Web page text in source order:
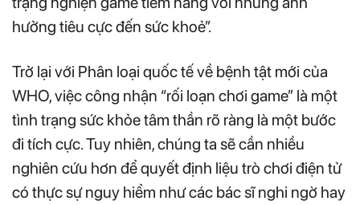
hưởng tiêu cực đến sức khoẻ”.
Trở lại với Phân loại quốc tế về bệnh tật mới của
WHO, việc công nhận “rối loạn chơi game” là một
tình trạng sức khỏe tâm thần rõ ràng là một bước
đi tích cực. Tuy nhiên, chúng ta sẽ cần nhiều
nghiên cứu hơn để quyết định liệu trò chơi điện tử
có thực sự nguy hiểm như các bác sĩ nghi ngờ hay